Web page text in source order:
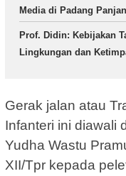
Media di Padang
Prof. Didin: Kebijakan
Lingkungan dan
Gerak jalan atau
Infanteri ini diawali
Yudha Wastu
XII/Tpr kepada